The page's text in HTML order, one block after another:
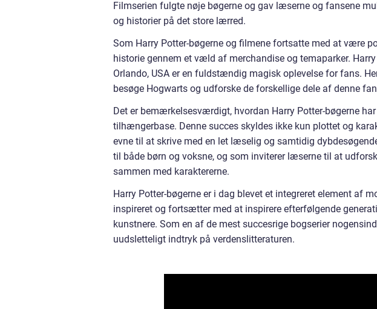
Filmserien fulgte nøje bøgerne og gav læserne og fansene
og historier på det store lærred.
Som Harry Potter-bøgerne og filmene fortsatte med at være
historie gennem et væld af merchandise og temaparker.
Orlando, USA er en fuldstændig magisk oplevelse for fans.
besøge Hogwarts og udforske de forskellige dele af denne
Det er bemærkelsesværdigt, hvordan Harry Potter-bøgerne
tilhængerbase. Denne succes skyldes ikke kun plottet og
evne til at skrive med en let læselig og samtidig
til både børn og voksne, og som inviterer læserne til at
sammen med karaktererne.
Harry Potter-bøgerne er i dag blevet et integreret element af
inspireret og fortsætter med at inspirere efterfølgende
kunstnere. Som en af de mest succesrige bogserier
uudsletteligt indtryk på verdenslitteraturen.